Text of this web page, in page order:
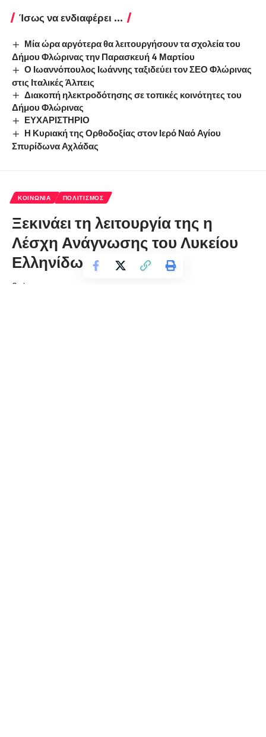
Ίσως να ενδιαφέρει ...
Μία ώρα αργότερα θα λειτουργήσουν τα σχολεία του
Δήμου Φλώρινας την Παρασκευή 4 Μαρτίου
Ο Ιωαννόπουλος Ιωάννης ταξιδεύει τον ΣΕΟ Φλώρινας
στις Iταλικές Άλπεις
Διακοπή ηλεκτροδότησης σε τοπικές κοινότητες του
Δήμου Φλώρινας
ΕΥΧΑΡΙΣΤΗΡΙΟ
Η Κυριακή της Ορθοδοξίας στον Ιερό Ναό Αγίου
Σπυρίδωνα Αχλάδας
ΚΟΙΝΩΝΊΑ ΠΟΛΙΤΙΣΜΌΣ
Ξεκινάει τη λειτουργία της η
Λέσχη Ανάγνωσης του Λυκείου
Ελληνίδων Φλώρινας
florinapress.gr